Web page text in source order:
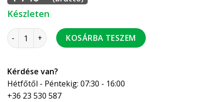
Készleten
Kan-Therm PP kompenzáló csőlira 20 20 db / karton
KOSÁRBA TESZEM
Kérdése van?
Hétfőtől - Péntekig: 07:30 - 16:00
+36 23 530 587